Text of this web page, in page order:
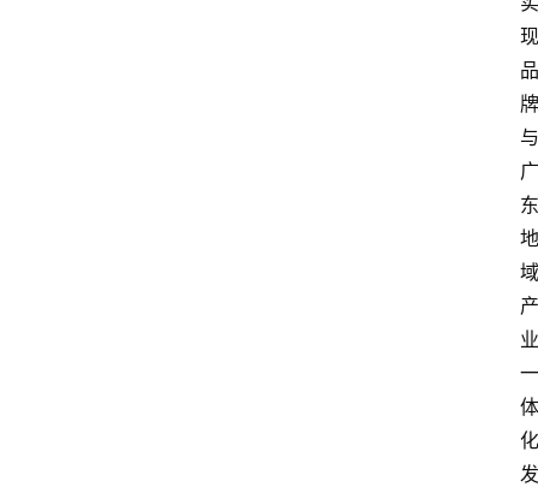
现
品
牌
与
广
东
地
域
产
业
一
体
化
发